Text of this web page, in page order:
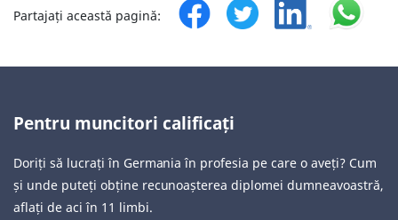
Partajați această pagină:
Pentru muncitori calificați
Doriți să lucrați în Germania în profesia pe care o aveți? Cum
și unde puteți obține recunoașterea diplomei dumneavoastră,
aflați de aci în 11 limbi.